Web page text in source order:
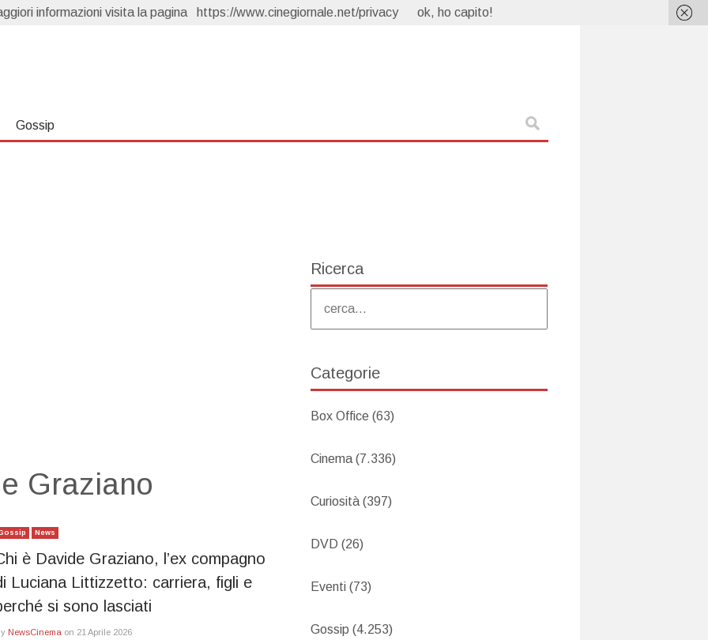
Far Away, anticipazioni 10 agosto: Nare vuole divorziare, Kaya fugge dalla villa
Gossip
Graziano
News
è Davide Graziano, l’ex compagno
Luciana Littizzetto: carriera, figli e
si sono lasciati
NewsCinema on 21 Aprile 2026
Ricerca
Categorie
Box Office (63)
Cinema (7.336)
Curiosità (397)
DVD (26)
Eventi (73)
Gossip (4.253)
informazioni visita la pagina https://www.cinegiornale.net/privacy ok, ho capito!